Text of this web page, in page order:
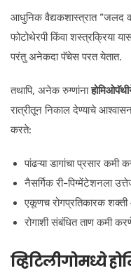
आधुनिक वैद्यकशास्त्रात “जलद
फोटोथेरपी किंवा शस्त्रक्रिया
परंतु अनेकदा पॅचेस परत येतात.
तथापि, अनेक रुग्णांना
रात्रीतून निकाल देण्याचे
करते:
पांढऱ्या डागांचा प्रसार कमी
नैसर्गिक री-पिग्मेंटेशनला
एकूणच रोगप्रतिकारक
रोगाशी संबंधित ताण कमी
व्हिटिलीगोमध्ये